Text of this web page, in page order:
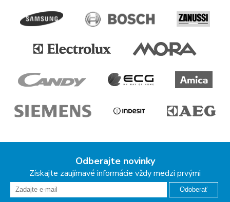
Odberajte novinky
Získajte zaujímavé informácie vždy medzi prvými
Odoberať